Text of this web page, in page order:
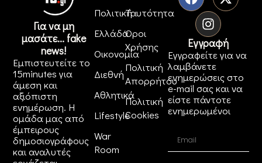
Για να μη
μασάτε... fake
news!
Εμπιστευτείτε το
15minutes για
άμεση και
αξιόπιστη
ενημέρωση. Η
ομάδα μας από
έμπειρους
δημοσιογράφους
και αναλυτές
Πολιτική
Ελλάδα
Οικονομία
Διεθνή
Αθλητικά
Lifestyle
War
Room
Ταυτότητα
Όροι
Χρήσης
Πολιτική
Απορρήτου
Πολιτική
Cookies
Εγγραφή
Εγγραφείτε για να
λαμβάνετε
ενημερώσεις στο
e-mail σας και να
είστε πάντοτε
ενημερωμένοι